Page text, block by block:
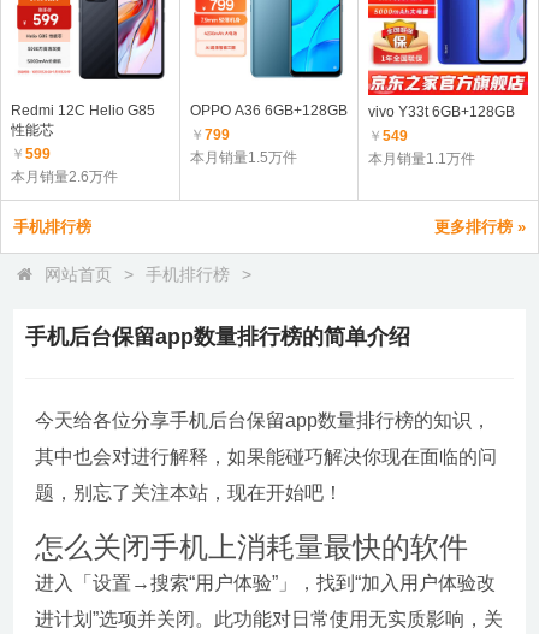
Redmi 12C Helio G85
性能芯
￥ 599
本月销量2.6万件
OPPO A36 6GB+128GB
￥ 799
本月销量1.5万件
vivo Y33t 6GB+128GB
￥549
本月销量1.1万件
手机排行榜 更多排行榜 »
网站首页 > 手机排行榜 >
手机后台保留app数量排行榜的简单介绍
今天给各位分享手机后台保留app数量排行榜的知识，
其中也会对进行解释，如果能碰巧解决你现在面临的问
题，别忘了关注本站，现在开始吧！
怎么关闭手机上消耗量最快的软件
进入「设置→搜索“用户体验”」，找到“加入用户体验改
进计划”选项并关闭。此功能对日常使用无实质影响，关